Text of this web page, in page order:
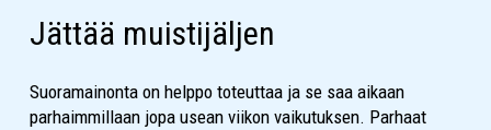
Jättää muistijäljen
Suoramainonta on helppo toteuttaa ja se saa aikaan
parhaimmillaan jopa usean viikon vaikutuksen. Parhaat